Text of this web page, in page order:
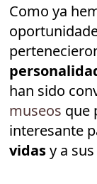
Como ya
han sido
museos que
interesante
vidasy a sus